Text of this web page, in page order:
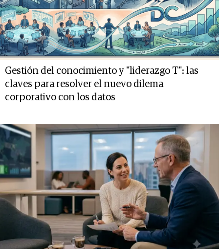
Gestión del conocimiento y "liderazgo T": las
claves para resolver el nuevo dilema
corporativo con los datos